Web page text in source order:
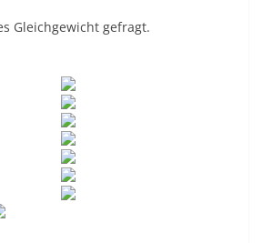
Gleichgewicht gefragt.